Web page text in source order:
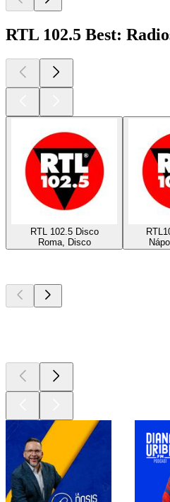
RTL 102.5 Best:
RTL 102.5 Disco
Roma, Disco